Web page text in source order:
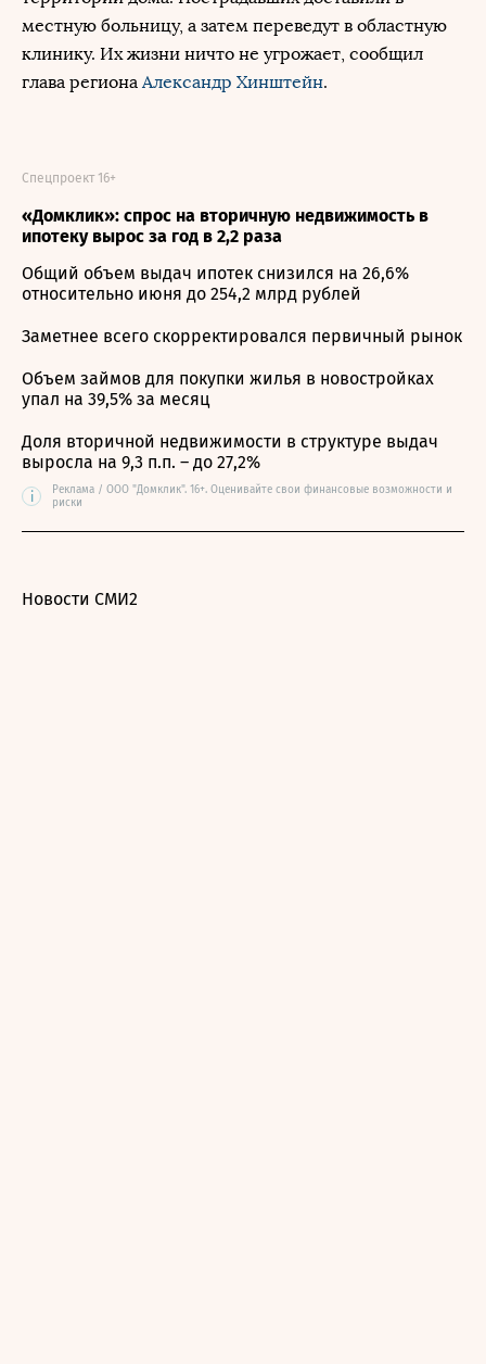
местную больницу, а затем переведут в областную
клинику. Их жизни ничто не угрожает, сообщил
глава региона Александр Хинштейн.
«Домклик»: спрос на вторичную недвижимость в
ипотеку вырос за год в 2,2 раза
Спецпроект 16+
Общий объем выдач ипотек снизился на 26,6%
относительно июня до 254,2 млрд рублей
Заметнее всего скорректировался первичный рынок
Объем займов для покупки жилья в новостройках
упал на 39,5% за месяц
Доля вторичной недвижимости в структуре выдач
выросла на 9,3 п.п. – до 27,2%
i
Реклама / ООО "Домклик". 16+. Оценивайте свои финансовые возможности и
риски
Новости СМИ2